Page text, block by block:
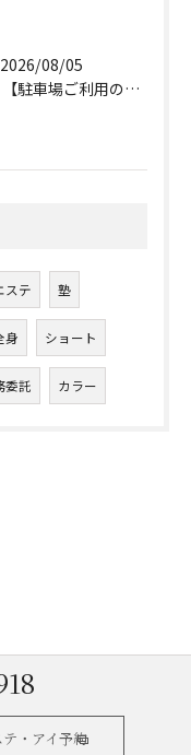
2026/08/05
📢 【駐車場ご利用のお願い】 🚗
ステ 塾
身 ショート
委託 カラー
テ・アイ予約